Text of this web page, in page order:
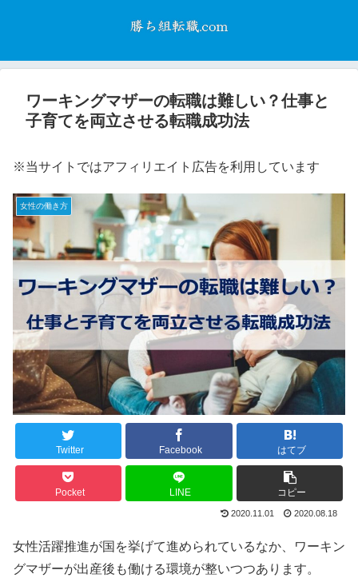
ワーキングマザーの転職は難しい？仕事と
子育てを両立させる転職成功法
※当サイトではアフィリエイト広告を利用しています
女性の働き方
Twitter Facebook はてブ
Pocket LINE コピー
2020.11.01 2020.08.18
女性活躍推進が国を挙げて進められているなか、ワーキン
グマザーが出産後も働ける環境が整いつつあります。